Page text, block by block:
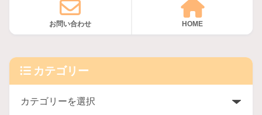
お問い合わせ HOME
カテゴリー